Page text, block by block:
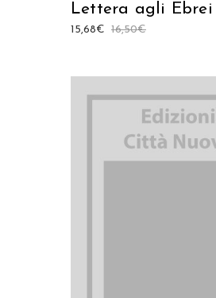
Lettera agli Ebrei
16,50€
15,68€